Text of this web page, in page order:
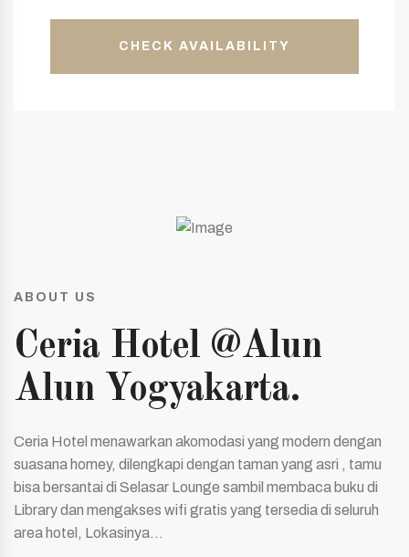
CHECK AVAILABILITY
ABOUT US
Ceria Hotel @Alun
Alun Yogyakarta.
Ceria Hotel menawarkan akomodasi yang modern dengan
suasana homey, dilengkapi dengan taman yang asri , tamu
bisa bersantai di Selasar Lounge sambil membaca buku di
Library dan mengakses wifi gratis yang tersedia di seluruh
area hotel, Lokasinya...